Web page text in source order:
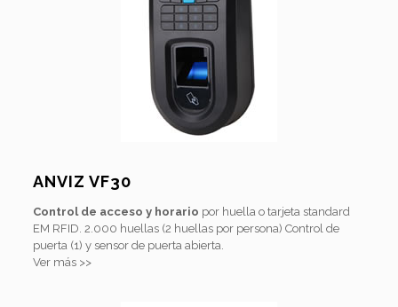
ANVIZ VF30
Control de acceso y horario por huella o tarjeta standard
EM RFID. 2.000 huellas (2 huellas por persona) Control de
puerta (1) y sensor de puerta abierta.
Ver más >>